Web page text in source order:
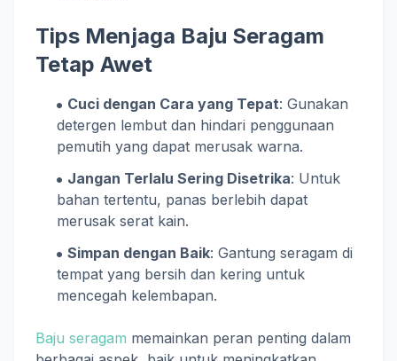
Tips Menjaga Baju Seragam
Tetap Awet
Cuci dengan Cara yang Tepat: Gunakan
detergen lembut dan hindari penggunaan
pemutih yang dapat merusak warna.
Jangan Terlalu Sering Disetrika: Untuk
bahan tertentu, panas berlebih dapat
merusak serat kain.
Simpan dengan Baik: Gantung seragam di
tempat yang bersih dan kering untuk
mencegah kelembapan.
Baju seragam memainkan peran penting dalam